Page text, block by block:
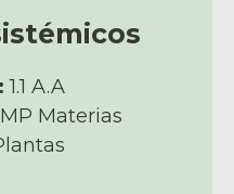
1.1 A.A
Materias